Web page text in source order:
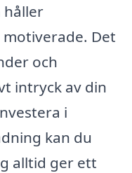
håller
Det
och
intryck av din
i
kan du
alltid ger ett